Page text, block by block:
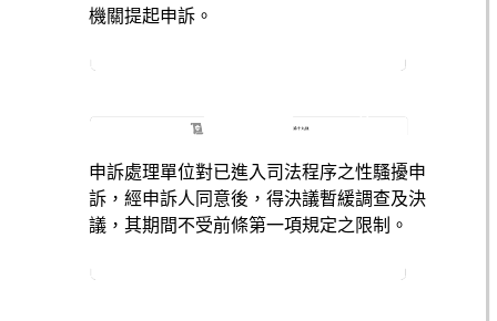
機關提起申訴。
申訴處理單位對已進入司法程序之性騷擾申
訴，經申訴人同意後，得決議暫緩調查及決
議，其期間不受前條第一項規定之限制。